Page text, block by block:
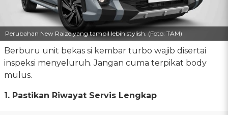
Perubahan New Raize yang tampil lebih stylish. (Foto: TAM)
Berburu unit bekas si kembar turbo wajib disertai
inspeksi menyeluruh. Jangan cuma terpikat body
mulus.
1. Pastikan Riwayat Servis Lengkap